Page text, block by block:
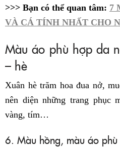
>>> Bạn có thể quan tâm: 7
VÀ CÁ TÍNH NHẤT CHO
Màu áo phù hợp da
– hè
Xuân hè trăm hoa đua nở,
nên diện những trang phục
vàng, tím…
6. Màu hồng, màu áo